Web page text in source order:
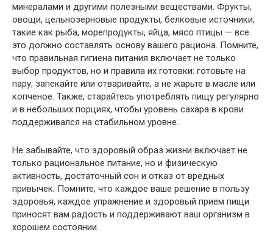
минералами и другими полезными веществами. Фрукты,
овощи, цельнозерновые продукты, белковые источники,
такие как рыба, морепродукты, яйца, мясо птицы — все
это должно составлять основу вашего рациона. Помните,
что правильная гигиена питания включает не только
выбор продуктов, но и правила их готовки: готовьте на
пару, запекайте или отваривайте, а не жарьте в масле или
копченое. Также, старайтесь употреблять пищу регулярно
и в небольших порциях, чтобы уровень сахара в крови
поддерживался на стабильном уровне.
Не забывайте, что здоровый образ жизни включает не
только рациональное питание, но и физическую
активность, достаточный сон и отказ от вредных
привычек. Помните, что каждое ваше решение в пользу
здоровья, каждое упражнение и здоровый прием пищи
приносят вам радость и поддерживают ваш организм в
хорошем состоянии.